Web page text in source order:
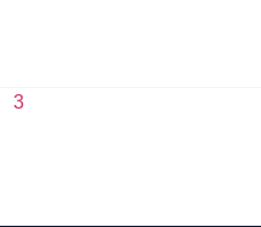
3